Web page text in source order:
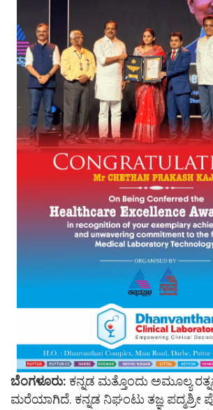
ಬೆಂಗಳೂರು: ಕನ್ನಡ ಮತ್ತೊಂದು ಅಮೂಲ್ಯ
ಮರೆಯಾಗಿದೆ. ಕನ್ನಡ ನಿಘಂಟು ತಜ್ಞ ಪದ್ಮಶ್ರೀ